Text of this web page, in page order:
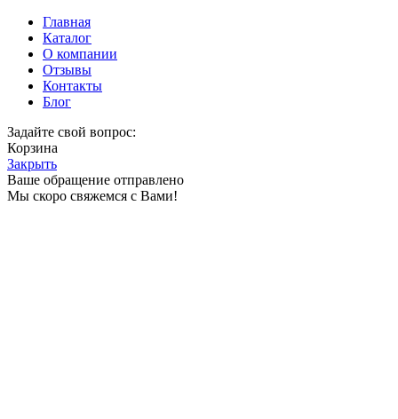
Главная
Каталог
О компании
Отзывы
Контакты
Блог
Задайте свой вопрос:
Корзина
Закрыть
Ваше обращение отправлено
Мы скоро свяжемся с Вами!